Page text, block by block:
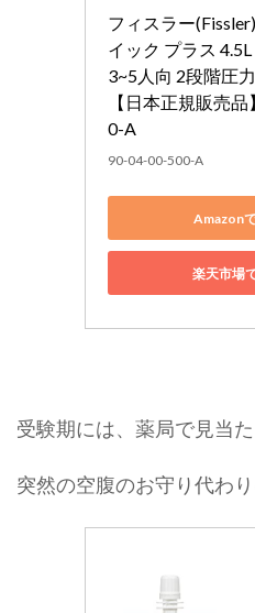
フィスラー
イック プラス
3~5人向 2段階圧
【日本正規販売
0-A
90-04-00-500-A
Amazon
楽天市場
受験期には、薬局で見当
突然の空腹のお守り代わり